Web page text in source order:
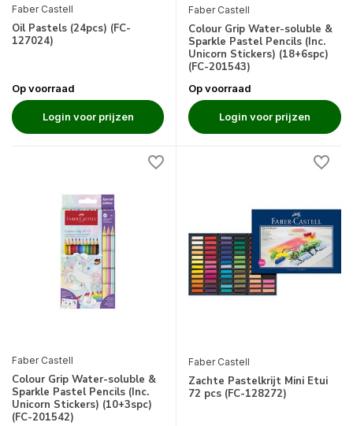
Faber Castell
Oil Pastels (24pcs) (FC-
127024)
Op voorraad
Login voor prijzen
Faber Castell
Colour Grip Water-soluble &
Sparkle Pastel Pencils (Inc.
Unicorn Stickers) (18+6spc)
(FC-201543)
Op voorraad
Login voor prijzen
Faber Castell
Colour Grip Water-soluble &
Sparkle Pastel Pencils (Inc.
Unicorn Stickers) (10+3spc)
(FC-201542)
Faber Castell
Zachte Pastelkrijt Mini Etui
72 pcs (FC-128272)